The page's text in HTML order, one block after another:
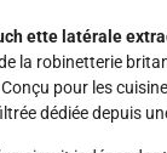
ette latérale
la robinetterie
pour les
dédiée depuis